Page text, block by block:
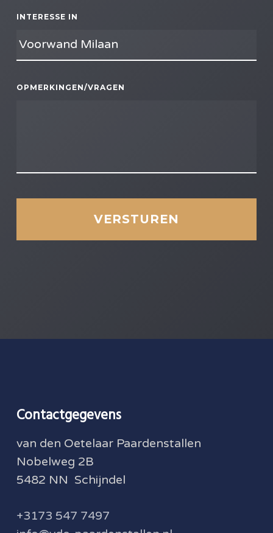
INTERESSE IN
OPMERKINGEN/VRAGEN
Contactgegevens
van den Oetelaar Paardenstallen
Nobelweg 2B
5482 NN Schijndel
+3173 547 7497